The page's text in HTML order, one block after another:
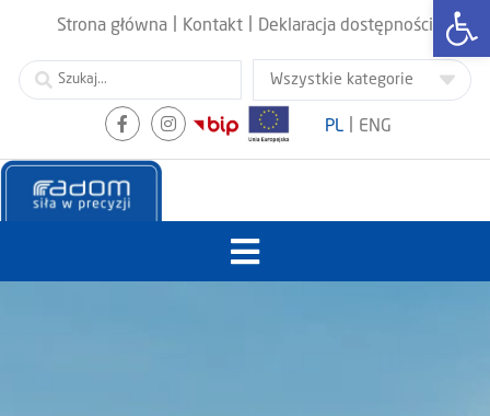
Strona główna Kontakt Deklaracja dostępności
PL ENG